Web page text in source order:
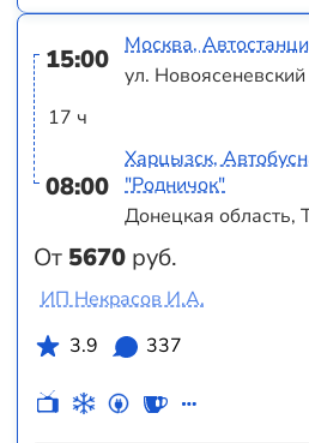
15:00
17 ч
08:00
От 5670 руб.
Москва,
ул. Новоясеневский
Харцызск,
"Родничок"
Донецкая область,
ИП Некрасов И.А.
3.9
337